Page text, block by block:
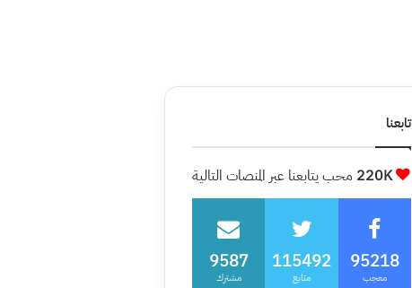
تابعنا
220K محب يتابعنا عبر المنصات التالية
95218
معجب
115492
متابع
9587
مشترك